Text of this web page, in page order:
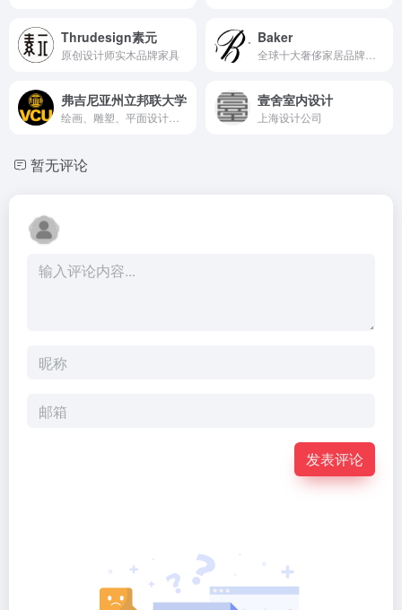
Thrudesign素元
原创设计师实木品牌家具
Baker
弗吉尼亚州立邦联大学 壹舍室内设计
上海设计公司
暂无评论
发表评论